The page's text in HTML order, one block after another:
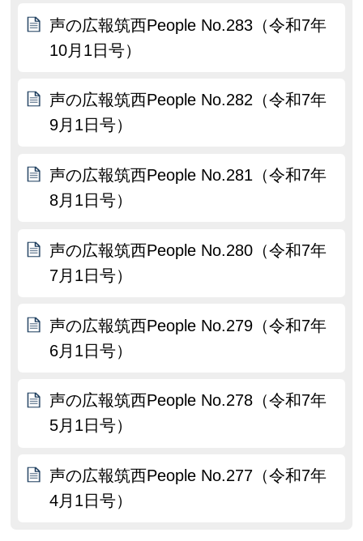
声の広報筑西People No.283（令和7年
10月1日号）
声の広報筑西People No.282（令和7年
9月1日号）
声の広報筑西People No.281（令和7年
8月1日号）
声の広報筑西People No.280（令和7年
7月1日号）
声の広報筑西People No.279（令和7年
6月1日号）
声の広報筑西People No.278（令和7年
5月1日号）
声の広報筑西People No.277（令和7年
4月1日号）